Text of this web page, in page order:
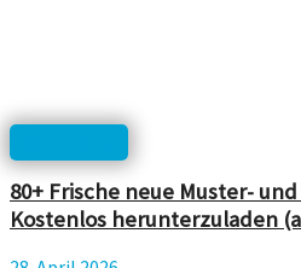
80+ Frische neue Muster-
Kostenlos herunterzuladen